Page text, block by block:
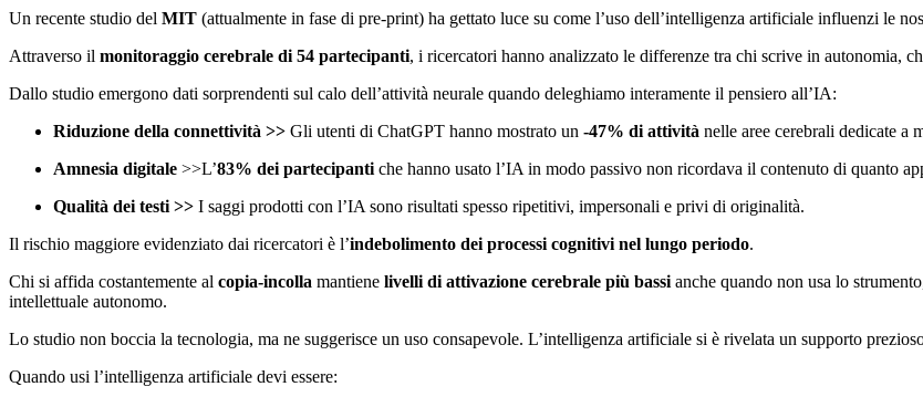
Un recente studio del MIT (attualmente in fase di pre-print) ha gettato luce su come l’uso dell’intelligenza artificiale influenzi le
Attraverso il monitoraggio cerebrale di 54 partecipanti, i ricercatori hanno analizzato le differenze tra chi scrive in autonomia,
Dallo studio emergono dati sorprendenti sul calo dell’attività neurale quando deleghiamo interamente il pensiero all’IA:
Riduzione della connettività >> Gli utenti di ChatGPT hanno mostrato un -47% di attività nelle aree cerebrali dedicate a
Amnesia digitale >>L’83% dei partecipanti che hanno usato l’IA in modo passivo non ricordava il contenuto di quanto
Qualità dei testi >> I saggi prodotti con l’IA sono risultati spesso ripetitivi, impersonali e privi di originalità.
Il rischio maggiore evidenziato dai ricercatori è l’indebolimento dei processi cognitivi nel lungo periodo.
Chi si affida costantemente al copia-incolla mantiene livelli di attivazione cerebrale più bassi anche quando non usa lo
intellettuale autonomo.
Lo studio non boccia la tecnologia, ma ne suggerisce un uso consapevole. L’intelligenza artificiale si è rivelata un supporto
Quando usi l’intelligenza artificiale devi essere: